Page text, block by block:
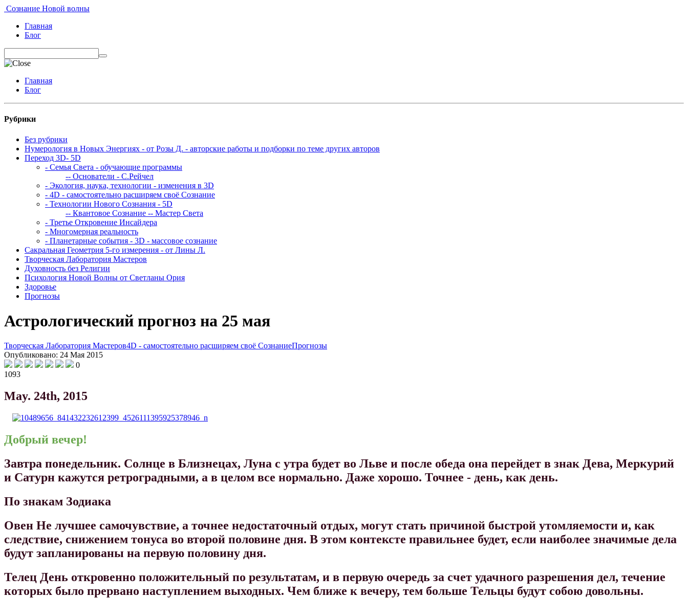
Сознание Новой волны
Главная
Блог
Главная
Блог
Рубрики
Без рубрики
Нумерология в Новых Энергиях - от Розы Д. - авторские работы и подборки по теме других авторов
Переход 3D- 5D
- Семья Света - обучающие программы
-- Основатели - С.Рейчел
- Экология, наука, технологии - изменения в 3D
- 4D - самостоятельно расширяем своё Сознание
- Технологии Нового Сознания - 5D
-- Квантовое Сознание -- Мастер Света
- Третье Откровение Инсайдера
- Многомерная реальность
- Планетарные события - 3D - массовое сознание
Сакральная Геометрия 5-го измерения - от Лины Л.
Творческая Лаборатория Мастеров
Духовность без Религии
Психология Новой Волны от Светланы Ория
Здоровье
Прогнозы
Астрологический прогноз на 25 мая
Творческая Лаборатория Мастеров4D - самостоятельно расширяем своё СознаниеПрогнозы
Опубликовано: 24 Мая 2015
0
1093
May. 24th, 2015
Добрый вечер!
Завтра понедельник. Солнце в Близнецах, Луна с утра будет во Льве и после обеда она перейдет в знак Дева, Меркурий
и Сатурн кажутся ретроградными, а в целом все нормально. Даже хорошо. Точнее - день, как день.
По знакам Зодиака
Овен Не лучшее самочувствие, а точнее недостаточный отдых, могут стать причиной быстрой утомляемости и, как
следствие, снижением тонуса во второй половине дня. В этом контексте правильнее будет, если наиболее значимые дела
будут запланированы на первую половину дня.
Телец День откровенно положительный по результатам, и в первую очередь за счет удачного разрешения дел, течение
которых было прервано наступлением выходных. Чем ближе к вечеру, тем больше Тельцы будут собою довольны.